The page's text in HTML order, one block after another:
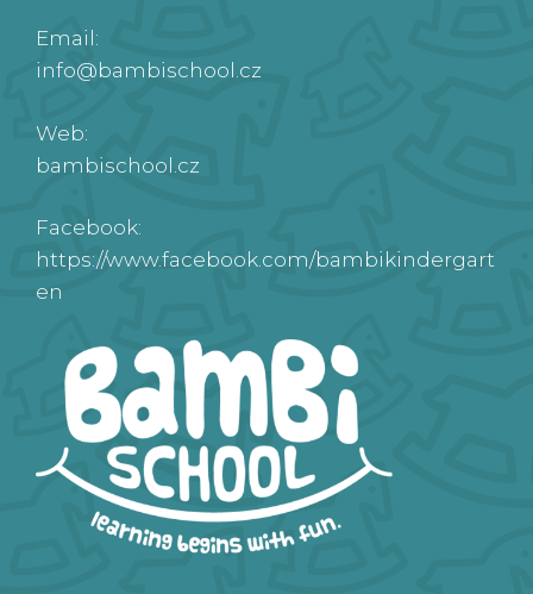
Email:
info@bambischool.cz
Web:
bambischool.cz
Facebook:
https://www.facebook.com/bambikindergart
en